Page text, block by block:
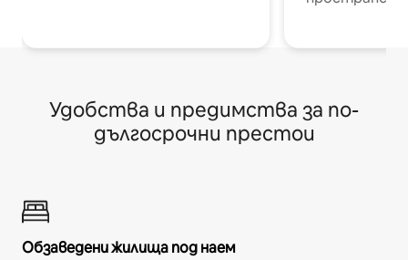
Удобства и предимства за по-
дългосрочни престои
Обзаведени жилища под наем